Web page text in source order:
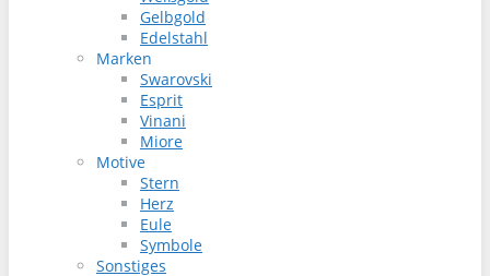
Gelbgold
Edelstahl
Marken
Swarovski
Esprit
Vinani
Miore
Motive
Stern
Herz
Eule
Symbole
Sonstiges